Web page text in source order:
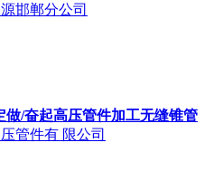
邯郸分公司
做/奋起高压管件加工无缝锥管
管件有 限公司